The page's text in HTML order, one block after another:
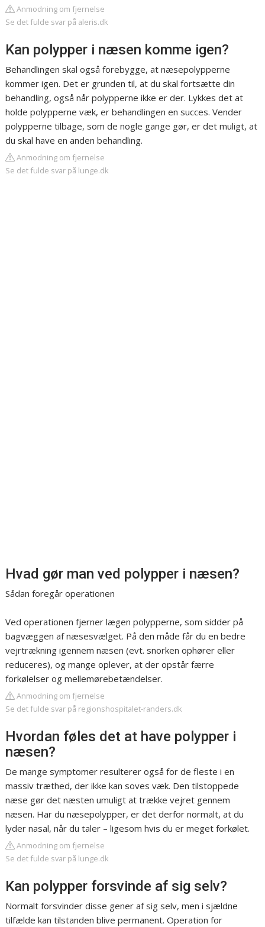
Anmodning om fjernelse
Se det fulde svar på aleris.dk
Kan polypper i næsen komme igen?
Behandlingen skal også forebygge, at næsepolypperne
kommer igen. Det er grunden til, at du skal fortsætte din
behandling, også når polypperne ikke er der. Lykkes det at
holde polypperne væk, er behandlingen en succes. Vender
polypperne tilbage, som de nogle gange gør, er det muligt, at
du skal have en anden behandling.
Anmodning om fjernelse
Se det fulde svar på lunge.dk
Hvad gør man ved polypper i næsen?
Sådan foregår operationen
Ved operationen fjerner lægen polypperne, som sidder på
bagvæggen af næsesvælget. På den måde får du en bedre
vejrtrækning igennem næsen (evt. snorken ophører eller
reduceres), og mange oplever, at der opstår færre
forkølelser og mellemørebetændelser.
Anmodning om fjernelse
Se det fulde svar på regionshospitalet-randers.dk
Hvordan føles det at have polypper i
næsen?
De mange symptomer resulterer også for de fleste i en
massiv træthed, der ikke kan soves væk. Den tilstoppede
næse gør det næsten umuligt at trække vejret gennem
næsen. Har du næsepolypper, er det derfor normalt, at du
lyder nasal, når du taler – ligesom hvis du er meget forkølet.
Anmodning om fjernelse
Se det fulde svar på lunge.dk
Kan polypper forsvinde af sig selv?
Normalt forsvinder disse gener af sig selv, men i sjældne
tilfælde kan tilstanden blive permanent. Operation for